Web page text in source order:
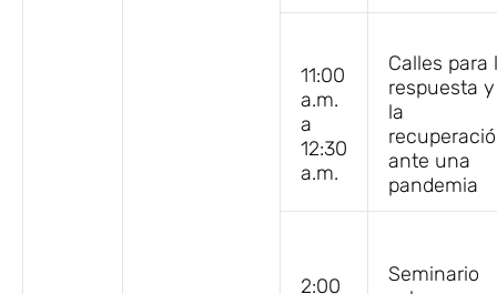
11:00
a.m.
a
12:30
a.m.
Calles para
respuesta y
la
ante una
pandemia
2:00
Seminario